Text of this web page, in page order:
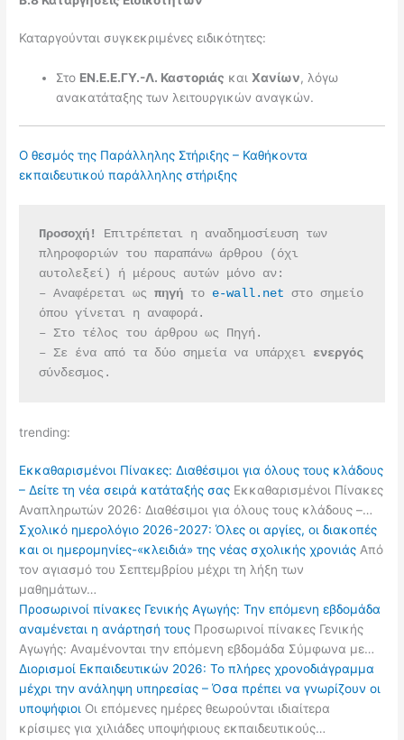
Καταργούνται συγκεκριμένες ειδικότητες:
Στο ΕΝ.Ε.Ε.ΓΥ.-Λ. Καστοριάς καιΧανίων, λόγω
ανακατάταξης των λειτουργικών αναγκών.
Ο θεσμός της Παράλληλης Στήριξης – Καθήκοντα
εκπαιδευτικού παράλληλης στήριξης
Προσοχή!
Επιτρέπεται η αναδημοσίευση των
πληροφοριών του παραπάνω άρθρου (όχι
αυτολεξεί) ή μέρους αυτών μόνο αν:
– Αναφέρεται ως πηγή το e-wall.net στο σημείο
όπου γίνεται η αναφορά.
– Στο τέλος του άρθρου ως Πηγή.
– Σε ένα από τα δύο σημεία να υπάρχει
σύνδεσμος.
trending:
Εκκαθαρισμένοι Πίνακες: Διαθέσιμοι για όλους τους κλάδους
– Δείτε τη νέα σειρά κατάταξής σας Εκκαθαρισμένοι Πίνακες
Αναπληρωτών 2026: Διαθέσιμοι για όλους τους κλάδους –…
Σχολικό ημερολόγιο 2026-2027: Όλες οι αργίες, οι διακοπές
και οι ημερομηνίες-«κλειδιά» της νέας σχολικής χρονιάς Από
τον αγιασμό του Σεπτεμβρίου μέχρι τη λήξη των
μαθημάτων…
Προσωρινοί πίνακες Γενικής Αγωγής: Την επόμενη εβδομάδα
αναμένεται η ανάρτησή τους Προσωρινοί πίνακες Γενικής
Αγωγής: Αναμένονται την επόμενη εβδομάδα Σύμφωνα με…
Διορισμοί Εκπαιδευτικών 2026: Το πλήρες χρονοδιάγραμμα
μέχρι την ανάληψη υπηρεσίας – Όσα πρέπει να γνωρίζουν οι
υποψήφιοι Οι επόμενες ημέρες θεωρούνται ιδιαίτερα
κρίσιμες για χιλιάδες υποψήφιους εκπαιδευτικούς…